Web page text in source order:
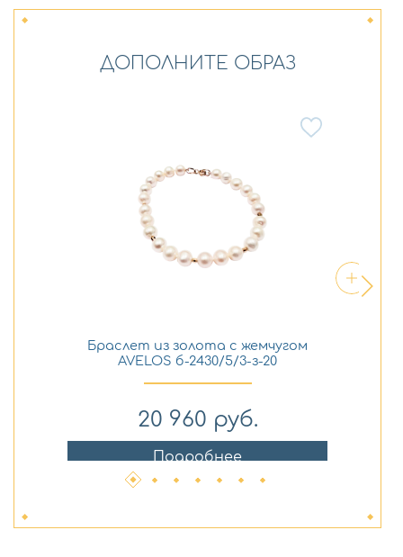
ДОПОЛНИТЕ ОБРАЗ
Браслет из золота с жемчугом
AVELOS б-2430/5/3-з-20
20 960 руб.
Подробнее